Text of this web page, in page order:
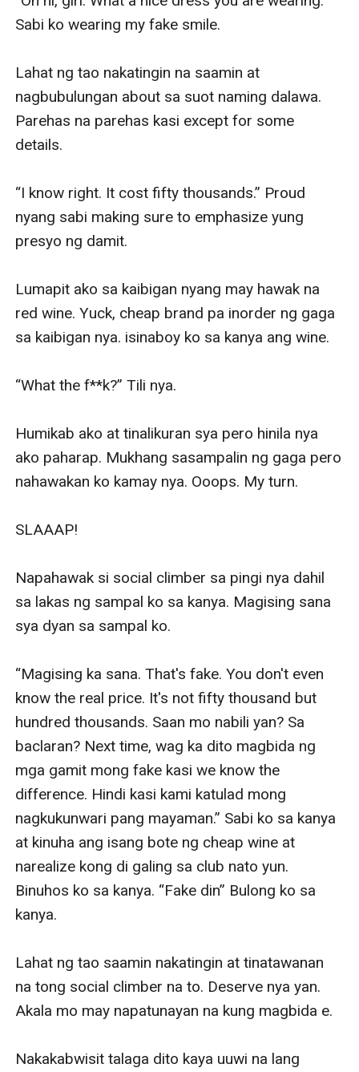
Sabi ko wearing my fake smile.
Lahat ng tao nakatingin na saamin at
nagbubulungan about sa suot naming dalawa.
Parehas na parehas kasi except for some
details.
“I know right. It cost fifty thousands.” Proud
nyang sabi making sure to emphasize yung
presyo ng damit.
Lumapit ako sa kaibigan nyang may hawak na
red wine. Yuck, cheap brand pa inorder ng gaga
sa kaibigan nya. isinaboy ko sa kanya ang wine.
“What the f**k?” Tili nya.
Humikab ako at tinalikuran sya pero hinila nya
ako paharap. Mukhang sasampalin ng gaga pero
nahawakan ko kamay nya. Ooops. My turn.
SLAAAP!
Napahawak si social climber sa pingi nya dahil
sa lakas ng sampal ko sa kanya. Magising sana
sya dyan sa sampal ko.
“Magising ka sana. That's fake. You don't even
know the real price. It's not fifty thousand but
hundred thousands. Saan mo nabili yan? Sa
baclaran? Next time, wag ka dito magbida ng
mga gamit mong fake kasi we know the
difference. Hindi kasi kami katulad mong
nagkukunwari pang mayaman.” Sabi ko sa kanya
at kinuha ang isang bote ng cheap wine at
narealize kong di galing sa club nato yun.
Binuhos ko sa kanya. “Fake din” Bulong ko sa
kanya.
Lahat ng tao saamin nakatingin at tinatawanan
na tong social climber na to. Deserve nya yan.
Akala mo may napatunayan na kung magbida e.
Nakakabwisit talaga dito kaya uuwi na lang